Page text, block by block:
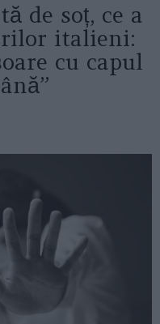
de soț, ce a
italieni:
cu capul